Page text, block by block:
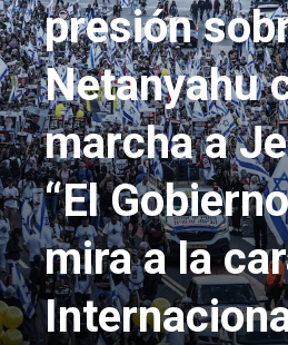
presión
Netanyahu
marcha a
“El
mira a la